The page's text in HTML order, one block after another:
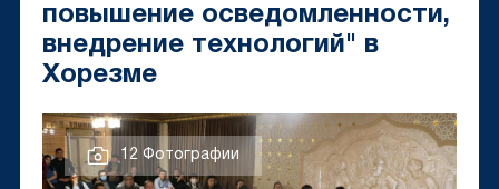
повышение осведомленности,
внедрение технологий" в
Хорезме
12 Фотографии